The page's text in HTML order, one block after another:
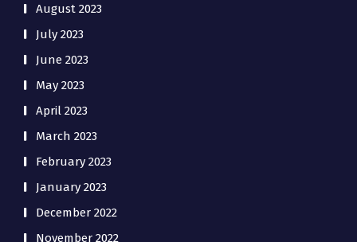
August 2023
July 2023
June 2023
May 2023
April 2023
March 2023
February 2023
January 2023
December 2022
November 2022